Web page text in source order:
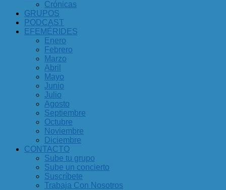
Crónicas
GRUPOS
PODCAST
EFEMÉRIDES
Enero
Febrero
Marzo
Abril
Mayo
Junio
Julio
Agosto
Septiembre
Octubre
Noviembre
Diciembre
CONTACTO
Sube tu grupo
Sube un concierto
Suscríbete
Trabaja Con Nosotros